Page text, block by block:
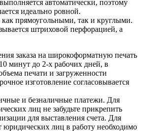
автоматически, поэтому
идеально ровной.
прямоугольными, так и круглыми.
штриховой перфорацией, а
заказа на широкоформатную печать
минут до 2-х рабочих дней, в
печати и загруженности
изготовление согласовывается
и безналичные платежи. Для
лиц не забудьте прикрепить
для выставления счета. Для
юридических лиц в работу необходимо